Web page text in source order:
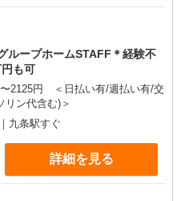
ループホームSTAFF＊経験不
も可
2125円 ＜日払い有/週払い有/交
リン代含む)＞
九条駅すぐ
詳細を見る